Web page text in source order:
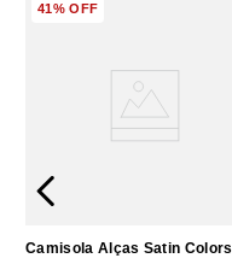
41%OFF
Camisola Alças Satin Colors